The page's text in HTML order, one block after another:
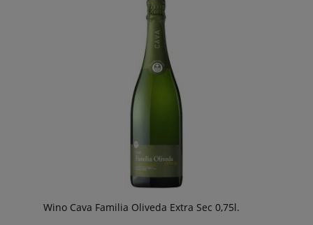
Wino Cava Familia Oliveda Extra Sec 0,75l.